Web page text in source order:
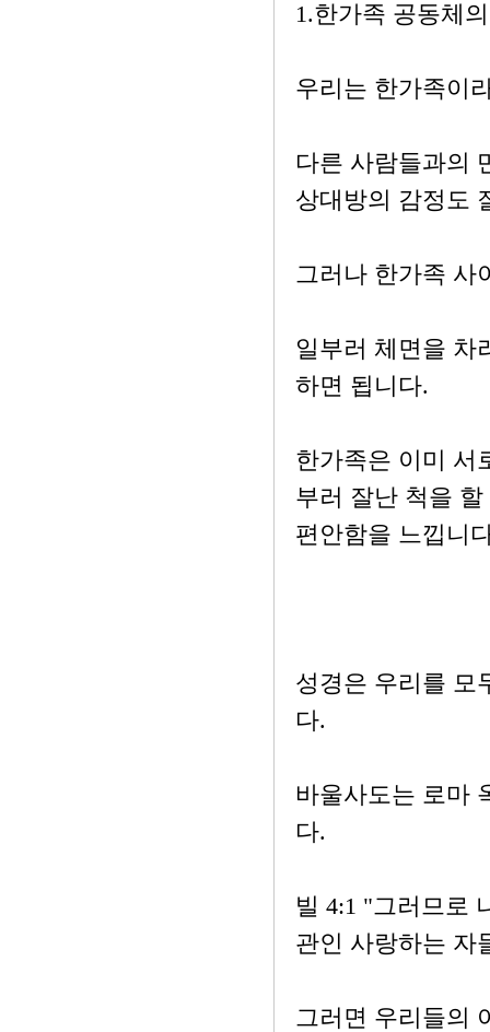
1.한가족 공동체
우리는 한가족이
다른 사람들과의
상대방의 감정도
그러나 한가족 사
일부러 체면을 차
하면 됩니다.
한가족은 이미 서
부러 잘난 척을
편안함을 느낍니
성경은 우리를 모
다.
바울사도는 로마
다.
빌 4:1 "그러므로
관인 사랑하는 자
그러면 우리들의